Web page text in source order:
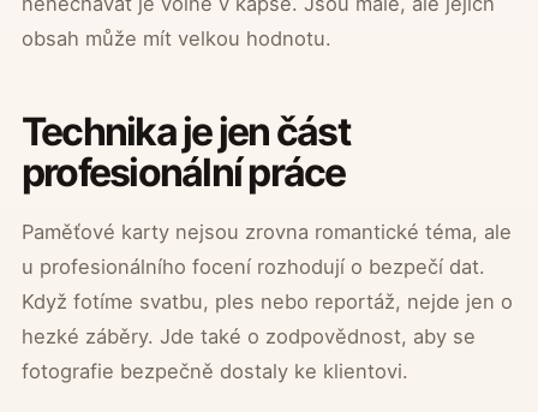
obsah může mít velkou hodnotu.
Technika je jen část
profesionální práce
Paměťové karty nejsou zrovna romantické téma, ale
u profesionálního focení rozhodují o bezpečí dat.
Když fotíme svatbu, ples nebo reportáž, nejde jen o
hezké záběry. Jde také o zodpovědnost, aby se
fotografie bezpečně dostaly ke klientovi.